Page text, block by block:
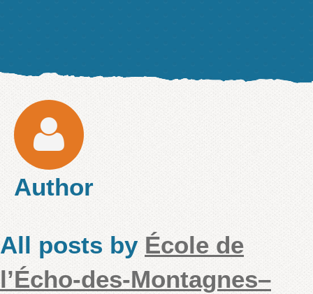
Author
All posts by École de
l’Écho-des-Montagnes–